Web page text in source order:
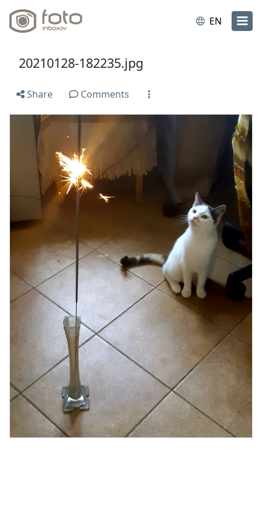
EN
20210128-182235.jpg
Share Comments